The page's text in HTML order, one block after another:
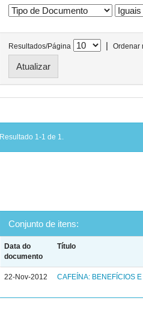
Resultados/Página | Ordenar
Resultado 1-1 de 1.
Conjunto de itens:
Data do
documento
Título
22-Nov-2012 CAFEÍNA: BENEFÍCIOS